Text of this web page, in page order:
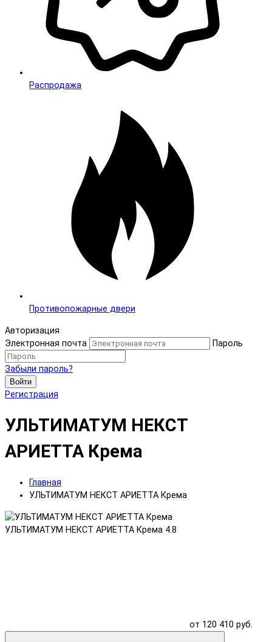
Распродажа
Противопожарные двери
Авторизация
Электронная почта
Пароль
Забыли пароль?
Войти
Регистрация
УЛЬТИМАТУМ НЕКСТ
АРИЕТТА Крема
Главная
УЛЬТИМАТУМ НЕКСТ АРИЕТТА Крема
УЛЬТИМАТУМ НЕКСТ АРИЕТТА Крема 4.8
от 120 410 руб.